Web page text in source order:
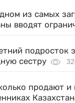
из самых
вводят
подросток
сестру
продают